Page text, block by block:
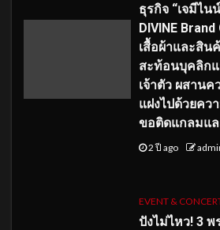
ธุรกิจ “เจมีไน
DIVINE
เสื้อผ้าและสิน
สะท้อนบุคลิก
เจ้าตัว ผสานค
แฝงไปด้วยค
ขอติดแกลมแ
2 ปี ago
EVENT &
ปังไม่ไหว! 3 พ